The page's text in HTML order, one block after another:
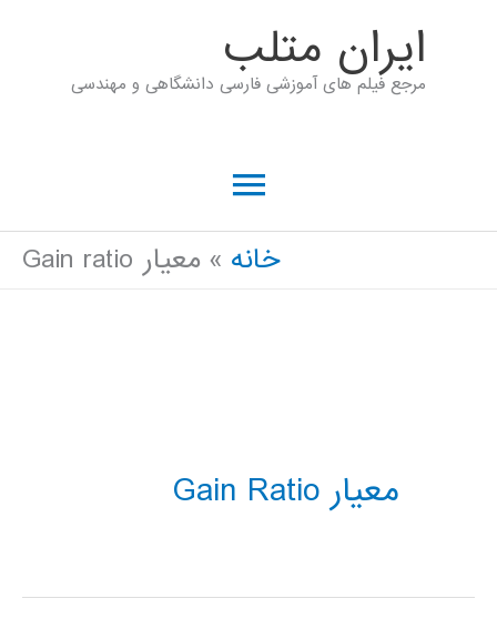
ايران متلب
مرجع فیلم های آموزشی فارسی دانشگاهی و مهندسی
فهرست
اصلی
خانه معیار Gain ratio
معیار Gain Ratio